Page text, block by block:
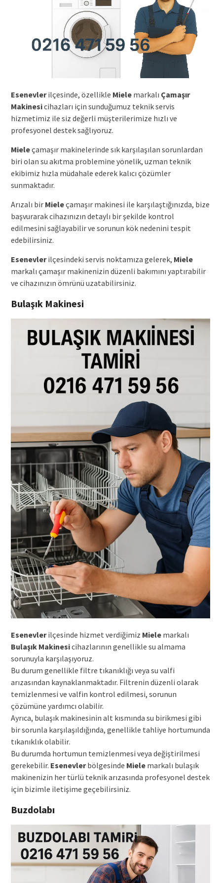
Esenevlerilçesinde, özellikle Mielemarkalı Çamaşır
Makinesicihazları için sunduğumuz teknik servis
hizmetimiz ile siz değerli müşterilerimize hızlı ve
profesyonel destek sağlıyoruz.
Mieleçamaşır makinelerinde sık karşılaşılan sorunlardan
biri olan su akıtma problemine yönelik, uzman teknik
ekibimiz hızla müdahale ederek kalıcı çözümler
sunmaktadır.
Arızalı bir Mieleçamaşır makinesi ile karşılaştığınızda, bize
başvurarak cihazınızın detaylı bir şekilde kontrol
edilmesini sağlayabilir ve sorunun kök nedenini tespit
edebilirsiniz.
Esenevlerilçesindeki servis noktamıza gelerek, Miele
markalı çamaşır makinenizin düzenli bakımını yaptırabilir
ve cihazınızın ömrünü uzatabilirsiniz.
Bulaşık Makinesi
Esenevlerilçesinde hizmet verdiğimiz Mielemarkalı
Bulaşık Makinesicihazlarının genellikle su almama
sorunuyla karşılaşıyoruz.
Bu durum genellikle filtre tıkanıklığı veya su valfi
arızasından kaynaklanmaktadır. Filtrenin düzenli olarak
temizlenmesi ve valfin kontrol edilmesi, sorunun
çözümüne yardımcı olabilir.
Ayrıca, bulaşık makinesinin alt kısmında su birikmesi gibi
bir sorunla karşılaşıldığında, genellikle tahliye hortumunda
tıkanıklık olabilir.
Bu durumda hortumun temizlenmesi veya değiştirilmesi
gerekebilir. Esenevlerbölgesinde Mielemarkalı bulaşık
makinenizin her türlü teknik arızasında profesyonel destek
için bizimle iletişime geçebilirsiniz.
Buzdolabı